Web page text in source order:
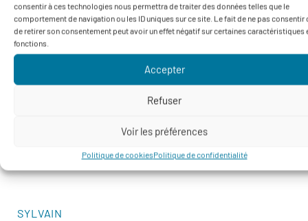
consentir à ces technologies nous permettra de traiter des données telles que le
comportement de navigation ou les ID uniques sur ce site. Le fait de ne pas consentir
de retirer son consentement peut avoir un effet négatif sur certaines caractéristiques
fonctions.
Accepter
Refuser
Voir les préférences
Politique de cookiesPolitique de confidentialité
SYLVAIN